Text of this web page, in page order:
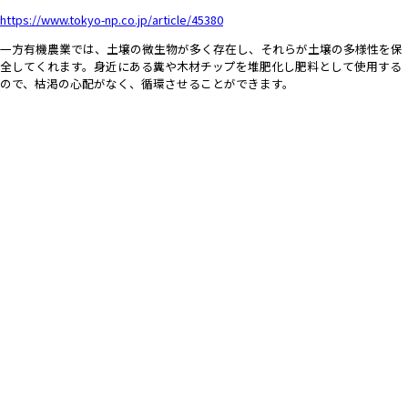
https://www.tokyo-np.co.jp/article/45380
一方有機農業では、土壌の微生物が多く存在し、それらが土壌の多様性を保
全してくれます。身近にある糞や木材チップを堆肥化し肥料として使用する
ので、枯渇の心配がなく、循環させることができます。